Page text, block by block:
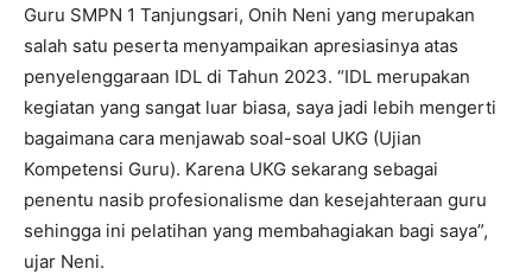
Guru SMPN 1 Tanjungsari, Onih Neni yang merupakan
salah satu peserta menyampaikan apresiasinya atas
penyelenggaraan IDL di Tahun 2023. “IDL merupakan
kegiatan yang sangat luar biasa, saya jadi lebih mengerti
bagaimana cara menjawab soal-soal UKG (Ujian
Kompetensi Guru). Karena UKG sekarang sebagai
penentu nasib profesionalisme dan kesejahteraan guru
sehingga ini pelatihan yang membahagiakan bagi saya”,
ujar Neni.